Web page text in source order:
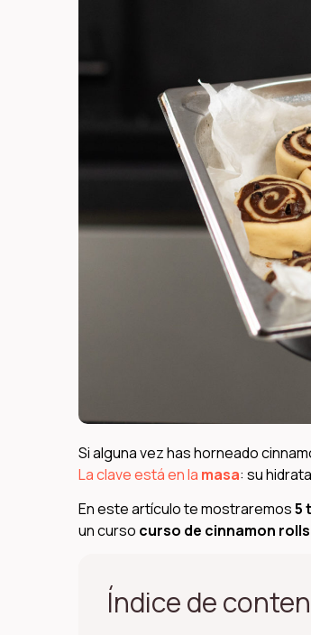
Si alguna vez has horneado
La clave está en la masa: su
En este artículo te mostraremos5
un curso curso de cinnamon
Índice de